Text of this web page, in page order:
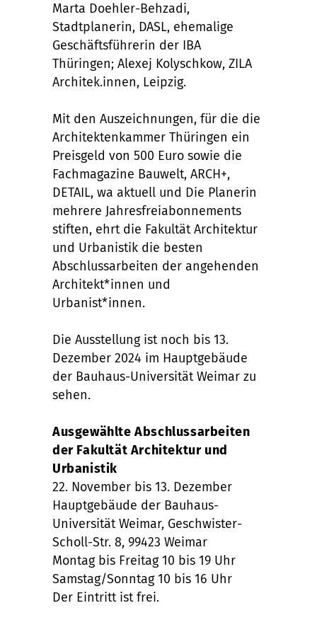
Marta Doehler-Behzadi,
Stadtplanerin, DASL, ehemalige
Geschäftsführerin der IBA
Thüringen; Alexej Kolyschkow, ZILA
Architek.innen, Leipzig.
Mit den Auszeichnungen, für die die
Architektenkammer Thüringen ein
Preisgeld von 500 Euro sowie die
Fachmagazine Bauwelt, ARCH+,
DETAIL, wa aktuell und Die Planerin
mehrere Jahresfreiabonnements
stiften, ehrt die Fakultät Architektur
und Urbanistik die besten
Abschlussarbeiten der angehenden
Architekt*innen und
Urbanist*innen.
Die Ausstellung ist noch bis 13.
Dezember 2024 im Hauptgebäude
der Bauhaus-Universität Weimar zu
sehen.
Ausgewählte Abschlussarbeiten
der Fakultät Architektur und
Urbanistik
22. November bis 13. Dezember
Hauptgebäude der Bauhaus-
Universität Weimar, Geschwister-
Scholl-Str. 8, 99423 Weimar
Montag bis Freitag 10 bis 19 Uhr
Samstag/Sonntag 10 bis 16 Uhr
Der Eintritt ist frei.